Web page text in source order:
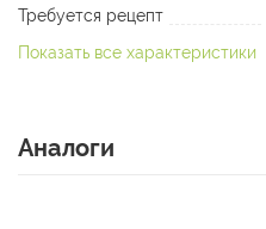
Требуется рецепт
Показать все характеристики
Аналоги